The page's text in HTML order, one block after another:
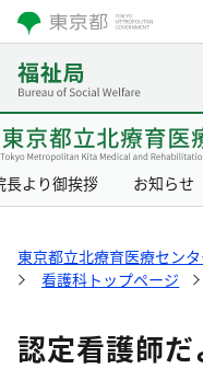
長より御挨拶 お知らせ
東京都立北療育医療セン
看護科トップページ
認定看護師だ